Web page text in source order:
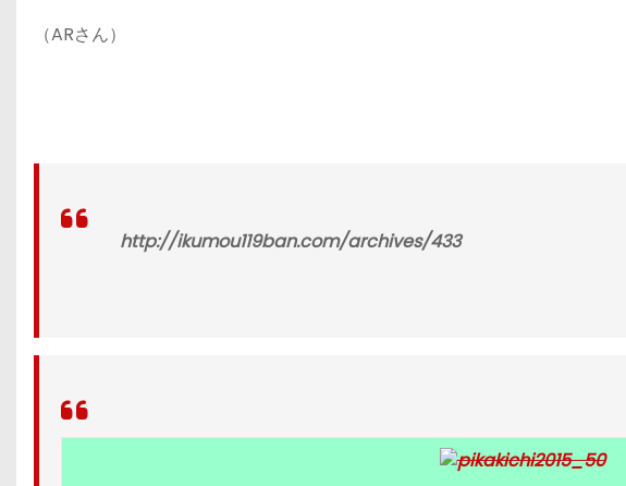
（ARさん）
http://ikumou119ban.com/archives/433